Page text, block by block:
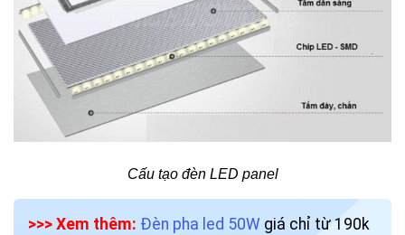
Cấu tạo đèn LED panel
>>> Xem thêm: Đèn pha led 50W giá chỉ từ 190k